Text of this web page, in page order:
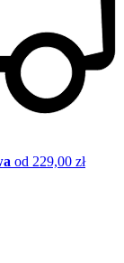
od 229,00 zł